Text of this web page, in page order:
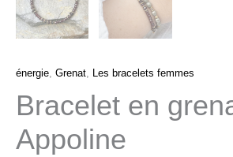
énergie, Grenat, Les bracelets femmes
Bracelet en
Appoline